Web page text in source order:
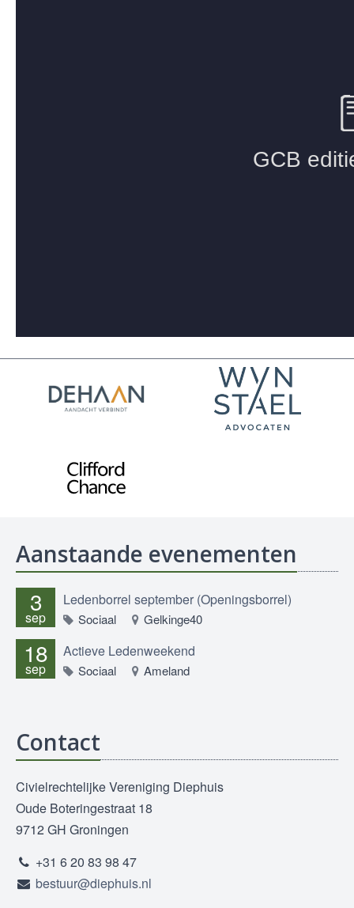
Aanstaande evenementen
3
sep
Ledenborrel september (Openingsborrel)
Sociaal Gelkinge40
18
sep
Actieve Ledenweekend
Sociaal Ameland
Contact
Civielrechtelijke Vereniging Diephuis
Oude Boteringestraat 18
9712 GH Groningen
+31 6 20 83 98 47
bestuur@diephuis.nl